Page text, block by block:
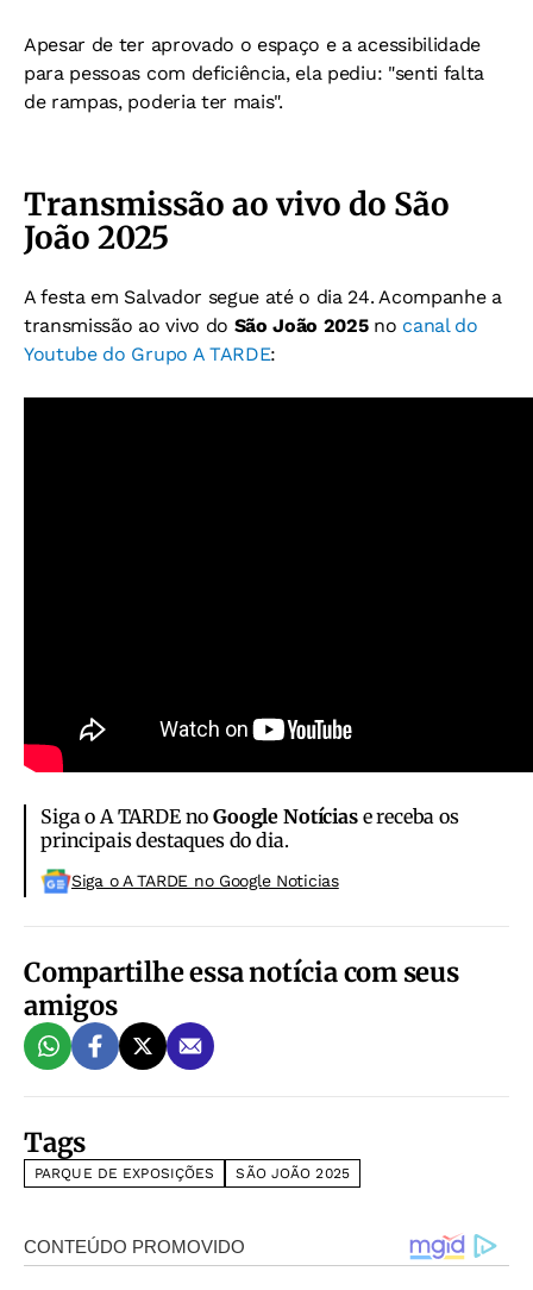
Apesar de ter aprovado o espaço e a acessibilidade
para pessoas com deficiência, ela pediu: "senti falta
de rampas, poderia ter mais".
Transmissão ao vivo do São
João 2025
A festa em Salvador segue até o dia 24. Acompanhe a
transmissão ao vivo do São João 2025no canal do
Youtube do Grupo A TARDE:
Siga o A TARDE noGoogle Notíciase receba os
principais destaques do dia.
Siga o A TARDE no Google Noticias
Compartilhe essa notícia com seus
amigos
Tags
PARQUE DE EXPOSIÇÕES SÃO JOÃO 2025